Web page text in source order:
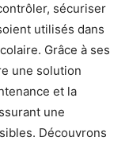
sécuriser
utilisés dans
Grâce à ses
une solution
et la
une
Découvrons